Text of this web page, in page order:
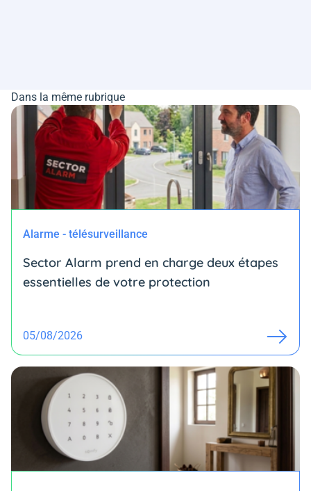
Dans la même rubrique
Alarme - télésurveillance
Sector Alarm prend en charge deux étapes
essentielles de votre protection
05/08/2026